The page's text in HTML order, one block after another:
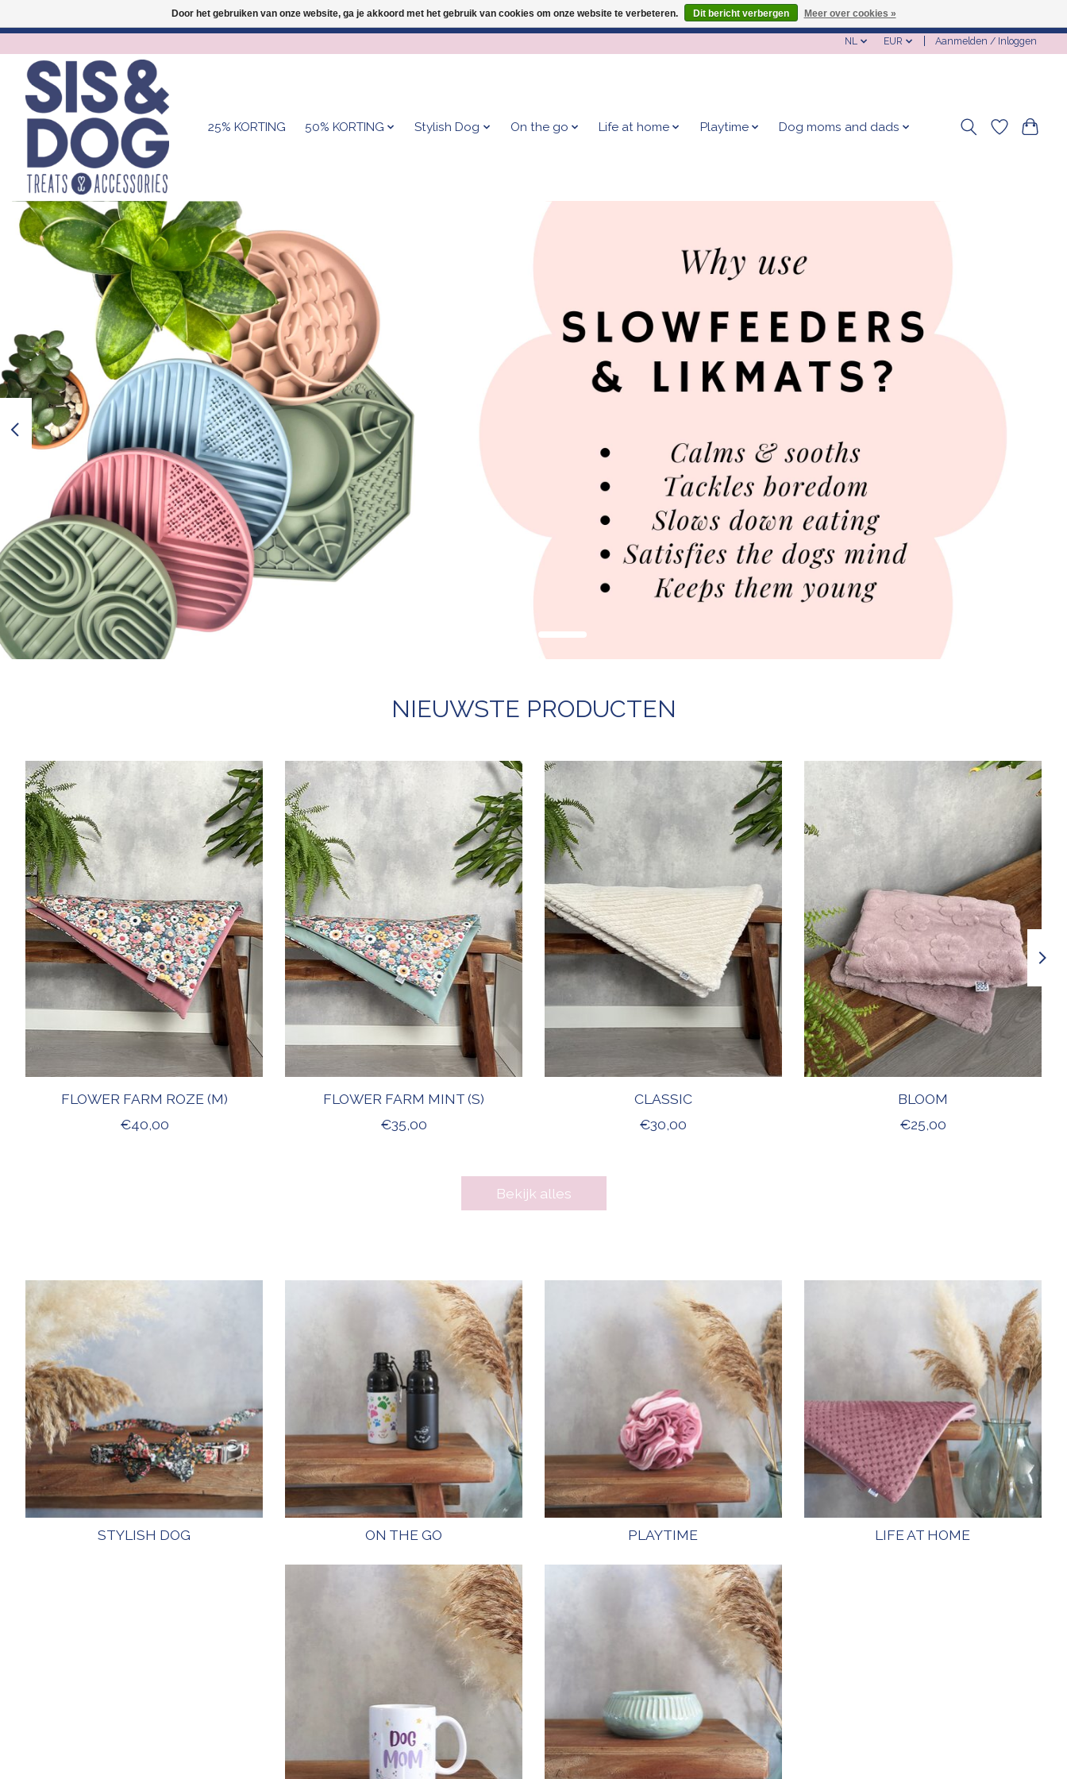
NL EUR Aanmelden / Inloggen
25% KORTING 50% KORTING Stylish Dog On the go Life at home Playtime Dog moms and dads
Hero slideshow items
NIEUWSTE PRODUCTEN
Items van productcarrousel
FLOWER FARM ROZE (M)
€40,00
FLOWER FARM MINT (S)
€35,00
CLASSIC
€30,00
BLOOM
€25,00
Bekijk alles
STYLISH DOG ON THE GO PLAYTIME LIFE AT HOME
Door het gebruiken van onze website, ga je akkoord met het gebruik van cookies om onze website te verbeteren. Dit bericht verbergen Meer over cookies »
Geef je hond het kleedje waar 500+ baasjes fan van zijn!